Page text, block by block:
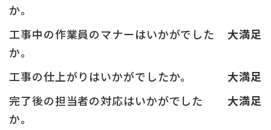
か。
工事中の作業員のマナーはいかがでした
か。
大満足
工事の仕上がりはいかがでしたか。
大満足
完了後の担当者の対応はいかがでした
か。
大満足